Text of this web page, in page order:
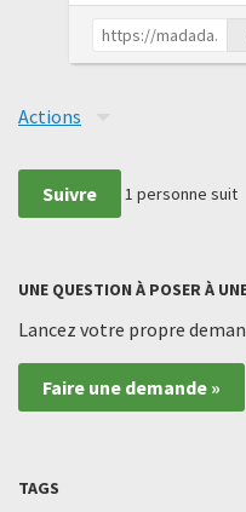
Actions
Suivre 1 personne suit
UNE QUESTION À POSER À
Lancez votre propre
Faire une demande »
TAGS